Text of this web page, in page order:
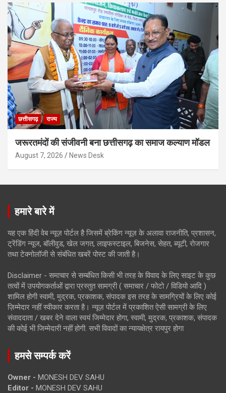
छत्तीसगढ़ राज्य
जरूरतमंदों की संजीवनी बना छत्तीसगढ़ का समाज कल्याण मॉडल
August 7, 2026 News Desk
हमारे बारे में
यह एक हिंदी वेब न्यूज़ पोर्टल है जिसमें ब्रेकिंग न्यूज़ के अलावा राजनीति, प्रशासन,
ट्रेंडिंग न्यूज, बॉलीवुड, खेल जगत, लाइफस्टाइल, बिजनेस, सेहत, ब्यूटी, रोजगार
तथा टेक्नोलॉजी से संबंधित खबरें पोस्ट की जाती है।
Disclaimer - समाचार से सम्बंधित किसी भी तरह के विवाद के लिए साइट के कुछ
तत्वों में उपयोगकर्ताओं द्वारा प्रस्तुत सामग्री ( समाचार / फोटो / विडियो आदि )
शामिल होगी स्वामी, मुद्रक, प्रकाशक, संपादक इस तरह के सामग्रियों के लिए कोई
ज़िम्मेदार नहीं स्वीकार करता है। न्यूज़ पोर्टल में प्रकाशित ऐसी सामग्री के लिए
संवाददाता / खबर देने वाला स्वयं जिम्मेदार होगा, स्वामी, मुद्रक, प्रकाशक, संपादक
की कोई भी जिम्मेदारी नहीं होगी. सभी विवादों का न्यायक्षेत्र रायपुर होगा
हमसे सम्पर्क करें
Owner - MONESH DEV SAHU
Editor - MONESH DEV SAHU